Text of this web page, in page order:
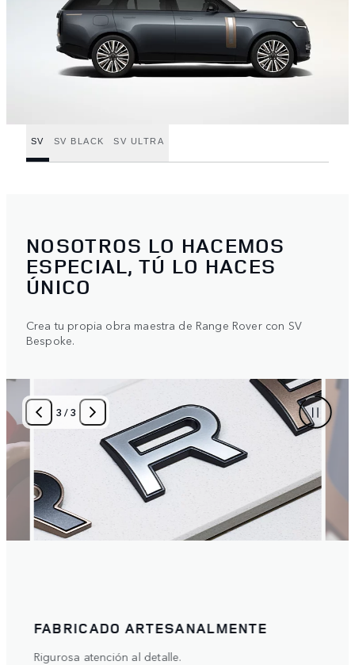
SV SV BLACK SV ULTRA
NOSOTROS LO HACEMOS
ESPECIAL, TÚ LO HACES
ÚNICO
Crea tu propia obra maestra de Range Rover con SV
Bespoke.
1 /3
PERSONALIZADO
Un verdadero reflejo de ti.